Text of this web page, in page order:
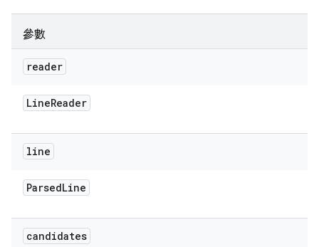
參數
reader
LineReader
line
ParsedLine
candidates